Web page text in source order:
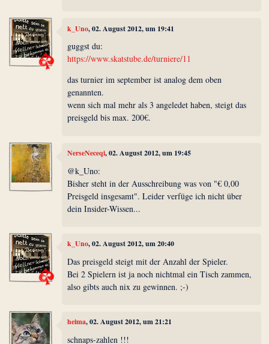
k_Uno, 02. August 2012, um 19:41
guggst du:
https://www.skatstube.de/turniere/11
das turnier im september ist analog dem oben
genannten.
wenn sich mal mehr als 3 angeledet haben, steigt das
preisgeld bis max. 200€.
NerseNeceqi, 02. August 2012, um 19:45
@k_Uno:
Bisher steht in der Ausschreibung was von "€ 0,00
Preisgeld insgesamt". Leider verfüge ich nicht über
dein Insider-Wissen...
k_Uno, 02. August 2012, um 20:40
Das preisgeld steigt mit der Anzahl der Spieler.
Bei 2 Spielern ist ja noch nichtmal ein Tisch zammen,
also gibts auch nix zu gewinnen. ;-)
heima, 02. August 2012, um 21:21
schnaps-zahlen !!!